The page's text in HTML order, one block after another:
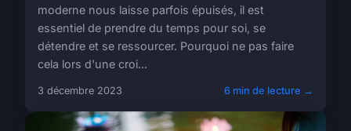
moderne nous laisse parfois épuisés, il est
essentiel de prendre du temps pour soi, se
détendre et se ressourcer. Pourquoi ne pas faire
cela lors d'une croi...
3 décembre 2023 6 min de lecture →